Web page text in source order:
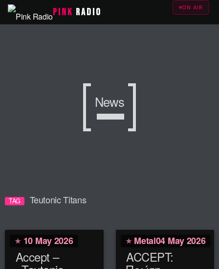
PINK RADIO ON AIR
News
TAG Teutonic Titans
10 May 2026
Accept –
Metal04 May 2026
ACCEPT: